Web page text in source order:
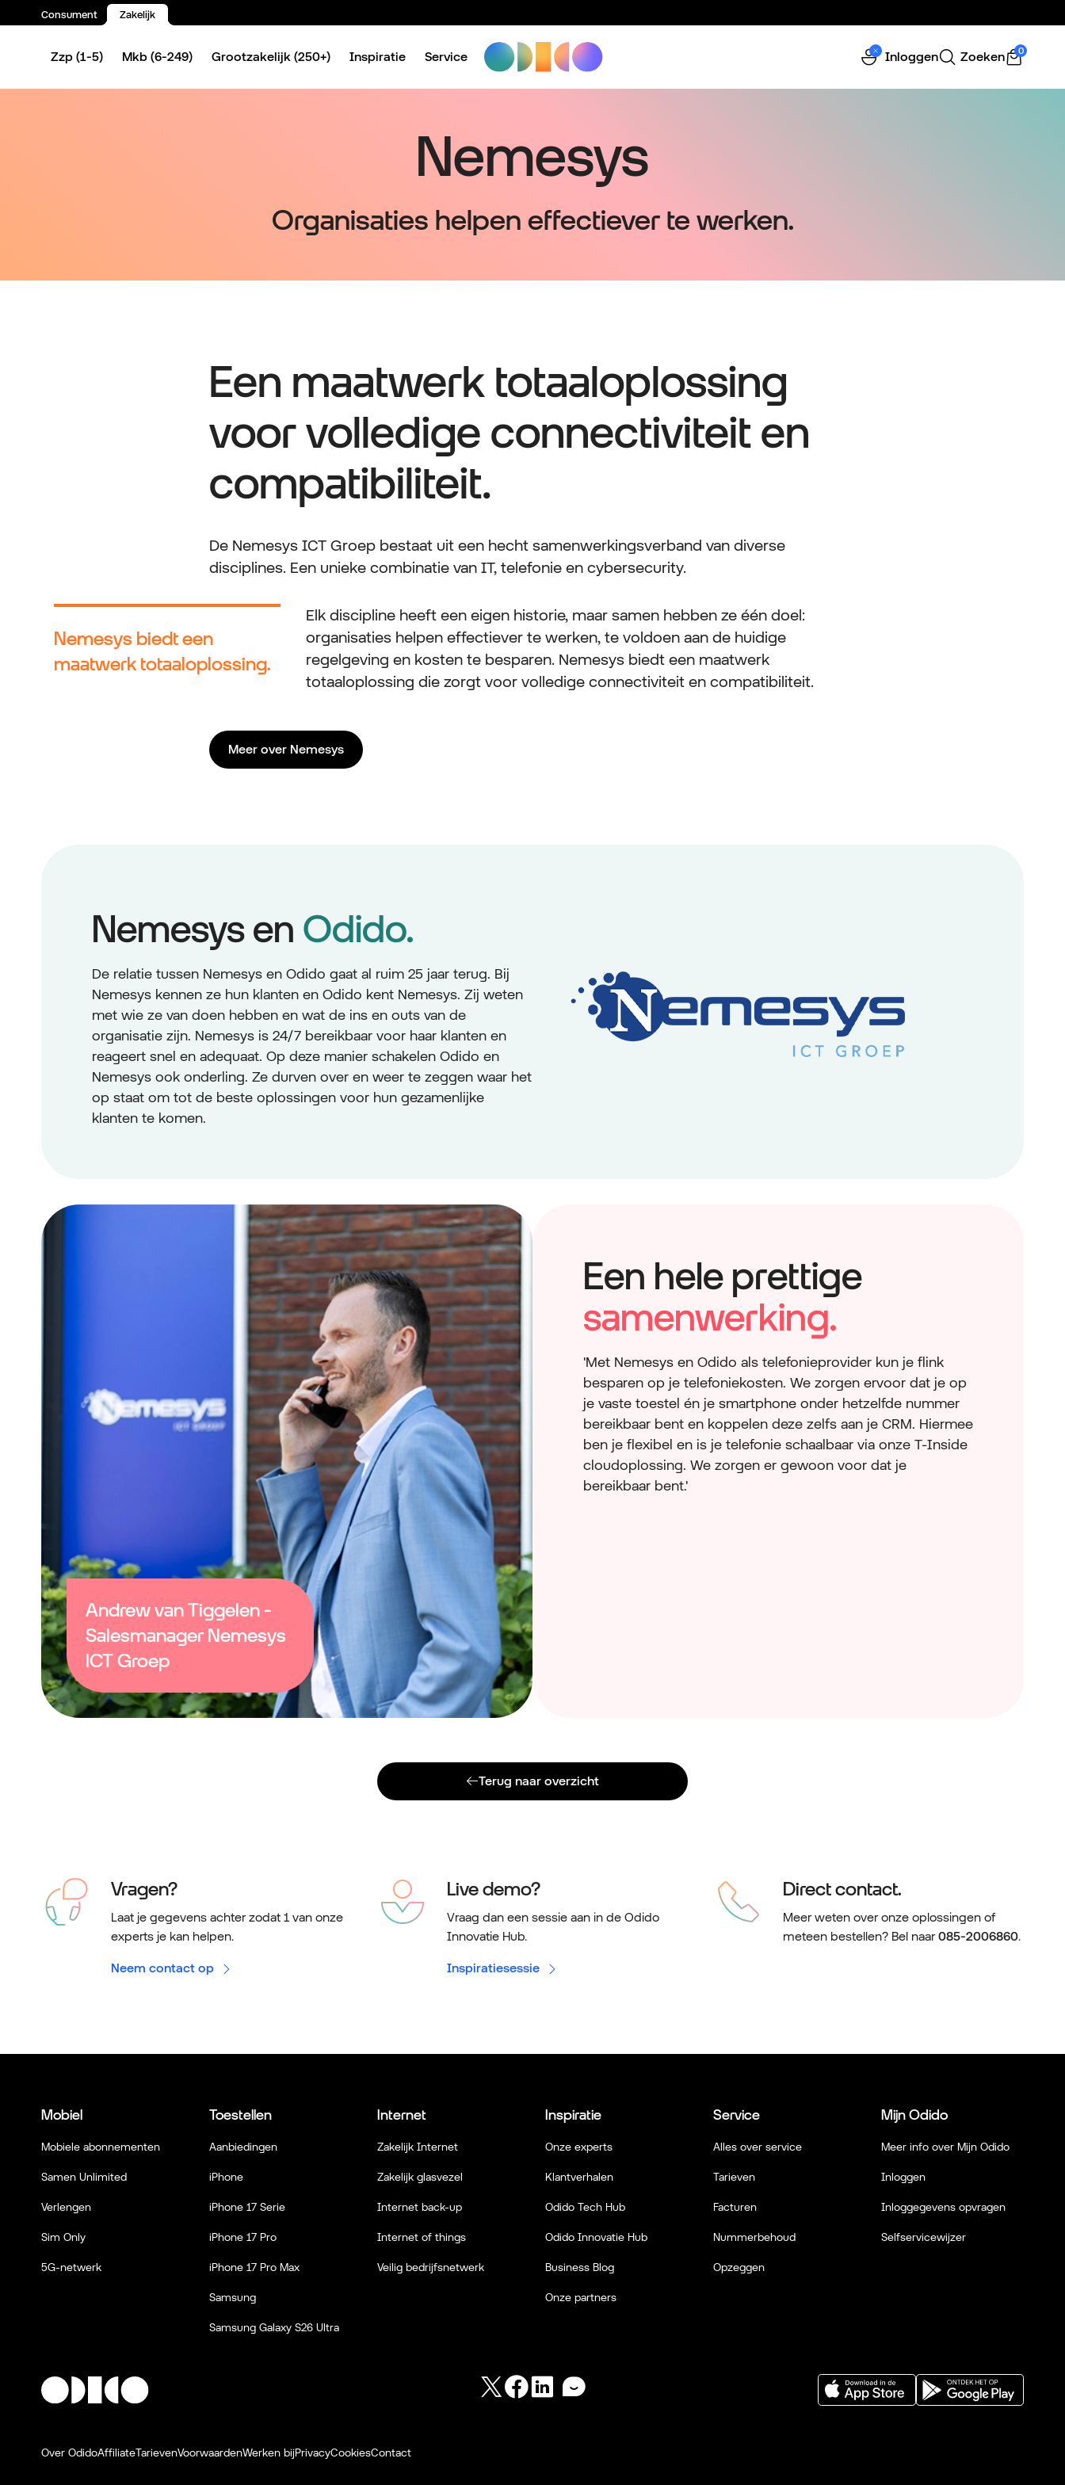
Consument Zakelijk
Zzp (1-5) Mkb (6-249) Grootzakelijk (250+) Inspiratie Service Inloggen Zoeken 0
Nemesys
Organisaties helpen effectiever te werken.
Een maatwerk totaaloplossing
voor volledige connectiviteit en
compatibiliteit.
De Nemesys ICT Groep bestaat uit een hecht samenwerkingsverband van diverse
disciplines. Een unieke combinatie van IT, telefonie en cybersecurity.
Nemesys biedt een
maatwerk totaaloplossing.
Elk discipline heeft een eigen historie, maar samen hebben ze één doel:
organisaties helpen effectiever te werken, te voldoen aan de huidige
regelgeving en kosten te besparen. Nemesys biedt een maatwerk
totaaloplossing die zorgt voor volledige connectiviteit en compatibiliteit.
Meer over Nemesys
Nemesys en Odido.
De relatie tussen Nemesys en Odido gaat al ruim 25 jaar terug. Bij
Nemesys kennen ze hun klanten en Odido kent Nemesys. Zij weten
met wie ze van doen hebben en wat de ins en outs van de
organisatie zijn. Nemesys is 24/7 bereikbaar voor haar klanten en
reageert snel en adequaat. Op deze manier schakelen Odido en
Nemesys ook onderling. Ze durven over en weer te zeggen waar het
op staat om tot de beste oplossingen voor hun gezamenlijke
klanten te komen.
Andrew van Tiggelen -
Salesmanager Nemesys
ICT Groep
Een hele prettige
samenwerking.
'Met Nemesys en Odido als telefonieprovider kun je flink
besparen op je telefoniekosten. We zorgen ervoor dat je op
je vaste toestel én je smartphone onder hetzelfde nummer
bereikbaar bent en koppelen deze zelfs aan je CRM. Hiermee
ben je flexibel en is je telefonie schaalbaar via onze T-Inside
cloudoplossing. We zorgen er gewoon voor dat je
bereikbaar bent.'
Terug naar overzicht
Vragen?
Laat je gegevens achter zodat 1 van onze
experts je kan helpen.
Neem contact op
Live demo?
Vraag dan een sessie aan in de Odido
Innovatie Hub.
Inspiratiesessie
Direct contact.
Meer weten over onze oplossingen of
meteen bestellen? Bel naar085-2006860.
Mobiel
Mobiele abonnementen
Samen Unlimited
Verlengen
Sim Only
5G-netwerk
Toestellen
Aanbiedingen
iPhone
iPhone 17 Serie
iPhone 17 Pro
iPhone 17 Pro Max
Samsung
Samsung Galaxy S26 Ultra
Internet
Zakelijk Internet
Zakelijk glasvezel
Internet back-up
Internet of things
Veilig bedrijfsnetwerk
Inspiratie
Onze experts
Klantverhalen
Odido Tech Hub
Odido Innovatie Hub
Business Blog
Onze partners
Service
Alles over service
Tarieven
Facturen
Nummerbehoud
Opzeggen
Mijn Odido
Meer info over Mijn Odido
Inloggen
Inloggegevens opvragen
Selfservicewijzer
TwitterFacebookLinkedIn
Over OdidoAffiliateTarievenVoorwaardenWerken bijPrivacyCookiesContact